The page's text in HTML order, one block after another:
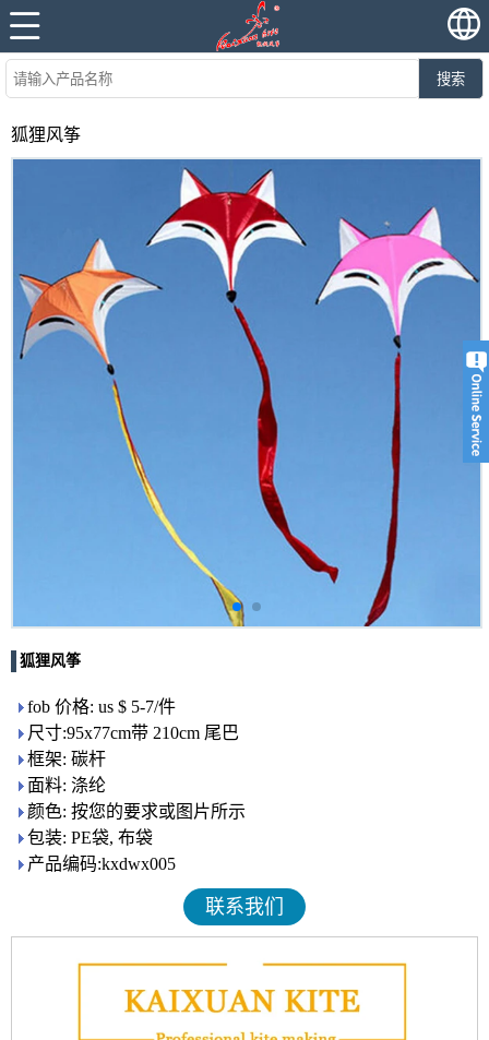
搜索
狐狸风筝
狐狸风筝
fob 价格: us $ 5-7/件
尺寸:95x77cm带 210cm 尾巴
框架: 碳杆
面料: 涤纶
颜色: 按您的要求或图片所示
包装: PE袋, 布袋
产品编码:kxdwx005
联系我们